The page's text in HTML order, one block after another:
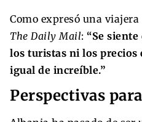
Como expresó una
The Daily Mail: “Se
los turistas ni los precios
igual de increíble.”
Perspectivas